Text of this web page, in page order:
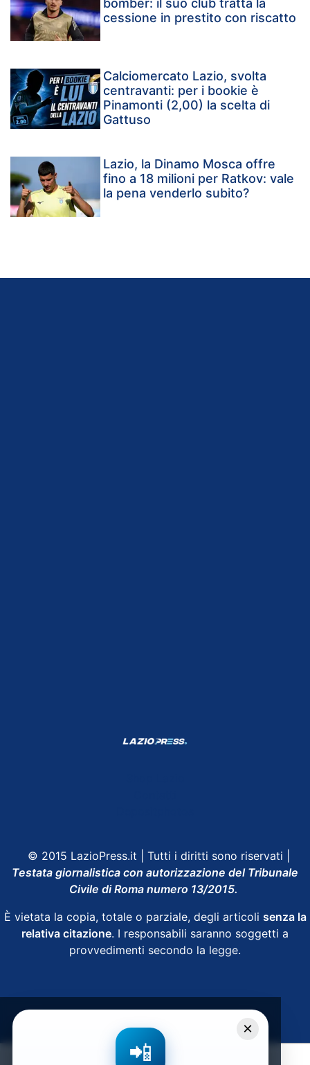
cessione in prestito con riscatto
Calciomercato Lazio, svolta
centravanti: per i bookie è
Pinamonti (2,00) la scelta di
Gattuso
Lazio, la Dinamo Mosca offre
fino a 18 milioni per Ratkov: vale
la pena venderlo subito?
© 2015 LazioPress.it | Tutti i diritti sono riservati |
Testata giornalistica con autorizzazione del Tribunale
Civile di Roma numero 13/2015.
È vietata la copia, totale o parziale, degli articoli senza la
relativa citazione. I responsabili saranno soggetti a
provvedimenti secondo la legge.
×
📲
Condividi